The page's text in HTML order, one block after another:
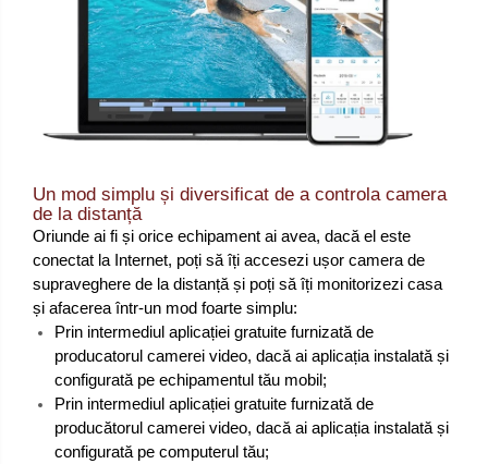
Un mod simplu și diversificat de a controla camera
de la distanță
Oriunde ai fi și orice echipament ai avea, dacă el este
conectat la Internet, poți să îți accesezi ușor camera de
supraveghere de la distanță și poți să îți monitorizezi casa
și afacerea într-un mod foarte simplu:
Prin intermediul aplicației gratuite furnizată de
producatorul camerei video, dacă ai aplicația instalată și
configurată pe echipamentul tău mobil;
Prin intermediul aplicației gratuite furnizată de
producătorul camerei video, dacă ai aplicația instalată și
configurată pe computerul tău;